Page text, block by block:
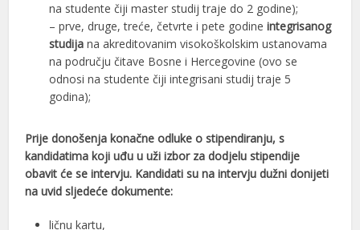
na studente čiji master studij traje do 2 godine);
– prve, druge, treće, četvrte i pete godineintegrisanog
studija na akreditovanim visokoškolskim ustanovama
na području čitave Bosne i Hercegovine (ovo se
odnosi na studente čiji integrisani studij traje 5
godina);
Prije donošenja konačne odluke o stipendiranju, s
kandidatima koji uđu u uži izbor za dodjelu stipendije
obavit će se intervju. Kandidati su na intervju dužni donijeti
na uvid sljedeće dokumente:
ličnu kartu,